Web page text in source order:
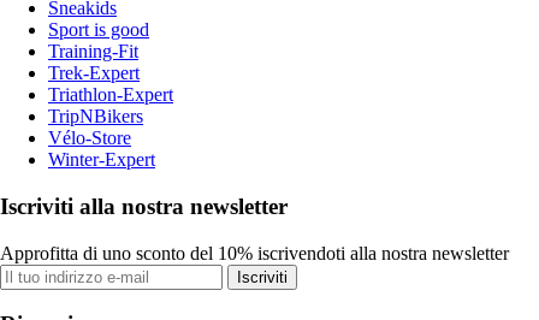
Sneakids
Sport is good
Training-Fit
Trek-Expert
Triathlon-Expert
TripNBikers
Vélo-Store
Winter-Expert
Iscriviti alla nostra newsletter
Approfitta di uno sconto del 10% iscrivendoti alla nostra newsletter
Iscriviti